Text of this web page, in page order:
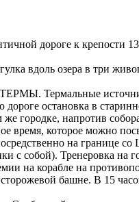
дороге к крепости
вдоль озера в три
ТЕРМЫ. Термальные
остановка в
городке, напротив
время, которое можно
на границе
с собой). Тренеровка на
на корабле на
башне. В 15